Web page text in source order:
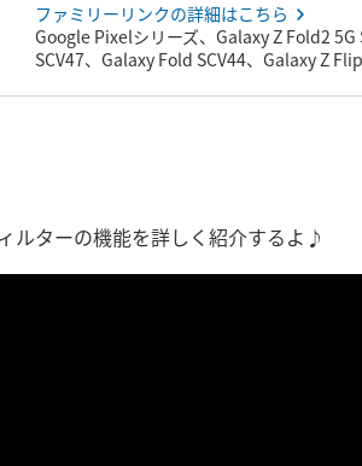
ファミリーリンクの詳細はこちら
Google Pixelシリーズ、Galaxy Z Fold2
SCV47、Galaxy Fold SCV44、Galaxy Z
ルターの機能を詳しく紹介するよ♪